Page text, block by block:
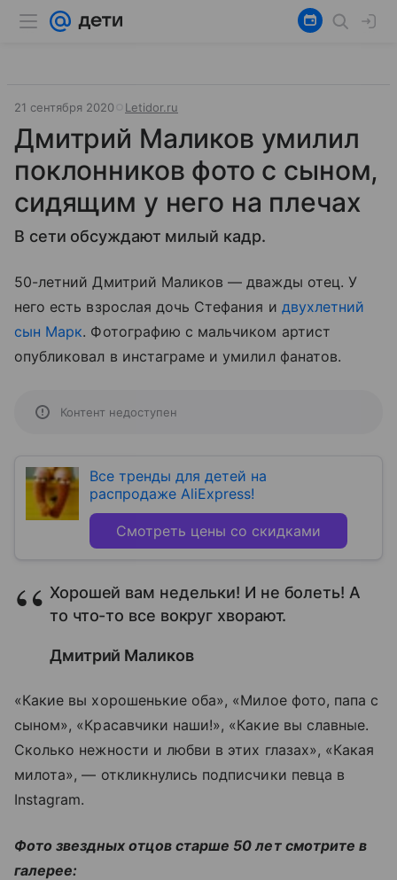
21 сентября 2020 Letidor.ru
Дмитрий Маликов умилил
поклонников фото с сыном,
сидящим у него на плечах
В сети обсуждают милый кадр.
50-летний Дмитрий Маликов — дважды отец. У
него есть взрослая дочь Стефания и двухлетний
сын Марк. Фотографию с мальчиком артист
опубликовал в инстаграме и умилил фанатов.
Контент недоступен
Все тренды для детей на
распродаже AliExpress!
Смотреть цены со скидками
Хорошей вам недельки! И не болеть! А
то что-то все вокруг хворают.
Дмитрий Маликов
«Какие вы хорошенькие оба», «Милое фото, папа с
сыном», «Красавчики наши!», «Какие вы славные.
Сколько нежности и любви в этих глазах», «Какая
милота», — откликнулись подписчики певца в
Instagram.
Фото звездных отцов старше 50 лет смотрите в
галерее: